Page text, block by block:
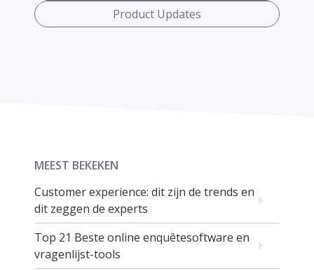
Product Updates
MEEST BEKEKEN
Customer experience: dit zijn de trends en
dit zeggen de experts
Top 21 Beste online enquêtesoftware en
vragenlijst-tools